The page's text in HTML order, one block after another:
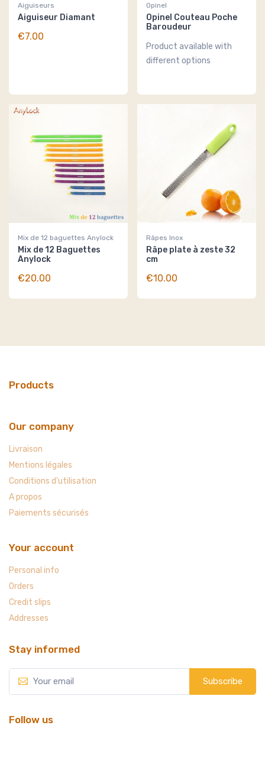
Aiguiseurs
Aiguiseur Diamant
€7.00
Opinel
Opinel Couteau Poche
Baroudeur
Product available with
different options
Mix de 12 baguettes Anylock
Mix de 12 Baguettes
Anylock
€20.00
Râpes Inox
Râpe plate à zeste 32
cm
€10.00
Products
Our company
Livraison
Mentions légales
Conditions d'utilisation
A propos
Paiements sécurisés
Your account
Personal info
Orders
Credit slips
Addresses
Stay informed
Subscribe
Follow us